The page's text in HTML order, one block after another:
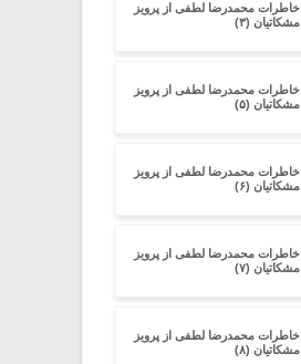
خاطرات محمدرضا لطفی از پرویز
مشکاتیان (۳)
خاطرات محمدرضا لطفی از پرویز
مشکاتیان (۵)
خاطرات محمدرضا لطفی از پرویز
مشکاتیان (۶)
خاطرات محمدرضا لطفی از پرویز
مشکاتیان (۷)
خاطرات محمدرضا لطفی از پرویز
مشکاتیان (۸)